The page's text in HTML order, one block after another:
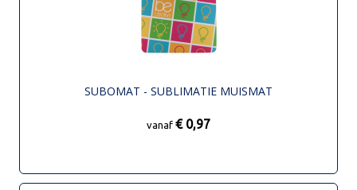
SUBOMAT - SUBLIMATIE MUISMAT
vanaf € 0,97